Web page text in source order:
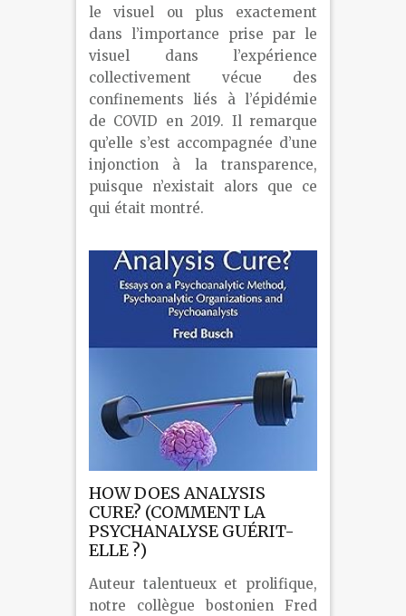
le visuel ou plus exactement
dans l’importance prise par le
visuel dans l’expérience
collectivement vécue des
confinements liés à l’épidémie
de COVID en 2019. Il remarque
qu’elle s’est accompagnée d’une
injonction à la transparence,
puisque n’existait alors que ce
qui était montré.
HOW DOES ANALYSIS
CURE? (COMMENT LA
PSYCHANALYSE GUÉRIT-
ELLE ?)
Auteur talentueux et prolifique,
notre collègue bostonien Fred